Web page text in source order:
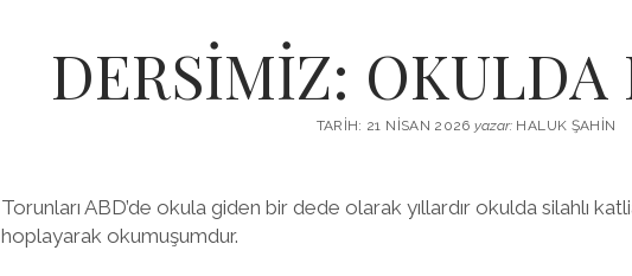
DERSİMİZ:
TARIH: 21 NISAN 2026yazar: HALUK ŞAHIN
Torunları ABD’de okula giden bir dede olarak yıllardır okulda silahlı
hoplayarak okumuşumdur.